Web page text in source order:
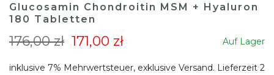
Glucosamin Chondroitin MSM + Hyaluron
180 Tabletten
176,00 zł 171,00 zł Auf Lager
inklusive 7% Mehrwertsteuer, exklusive Versand. Lieferzeit 2